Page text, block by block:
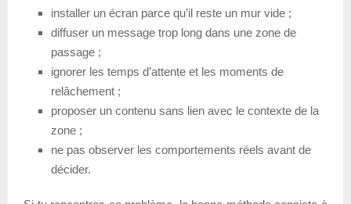
installer un écran parce qu’il reste un mur vide ;
diffuser un message trop long dans une zone de
passage ;
ignorer les temps d’attente et les moments de
relâchement ;
proposer un contenu sans lien avec le contexte de la
zone ;
ne pas observer les comportements réels avant de
décider.